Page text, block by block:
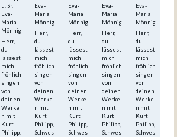
u. Sr.
Eva-
Maria
Mönnig
Herr,
du
lässest
mich
fröhlich
singen
von
deinen
Werke
n mit
Kurt
Philipp,
Eva-
Maria
Mönnig
Herr,
du
lässest
mich
fröhlich
singen
von
deinen
Werke
n mit
Kurt
Philipp,
Schwes
Eva-
Maria
Mönnig
Herr,
du
lässest
mich
fröhlich
singen
von
deinen
Werke
n mit
Kurt
Philipp,
Schwes
Eva-
Maria
Mönnig
Herr,
du
lässest
mich
fröhlich
singen
von
deinen
Werke
n mit
Kurt
Philipp,
Schwes
Eva-
Maria
Mönnig
Herr,
du
lässest
mich
fröhlich
singen
von
deinen
Werke
n mit
Kurt
Philipp,
Schwes